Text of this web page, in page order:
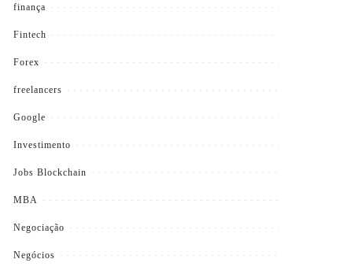
finança
Fintech
Forex
freelancers
Google
Investimento
Jobs Blockchain
MBA
Negociação
Negócios